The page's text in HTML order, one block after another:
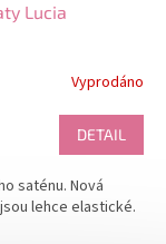
Lucia
Vyprodáno
DETAIL
saténu. Nová
lehce elastické.